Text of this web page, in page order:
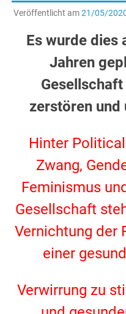
Veröffentlicht am21/05/
Es wurde dies
Jahren
zerstören und
Hinter
Zwang,
Feminismus
Gesellschaft
Vernichtung der
einer
Verwirrung zu